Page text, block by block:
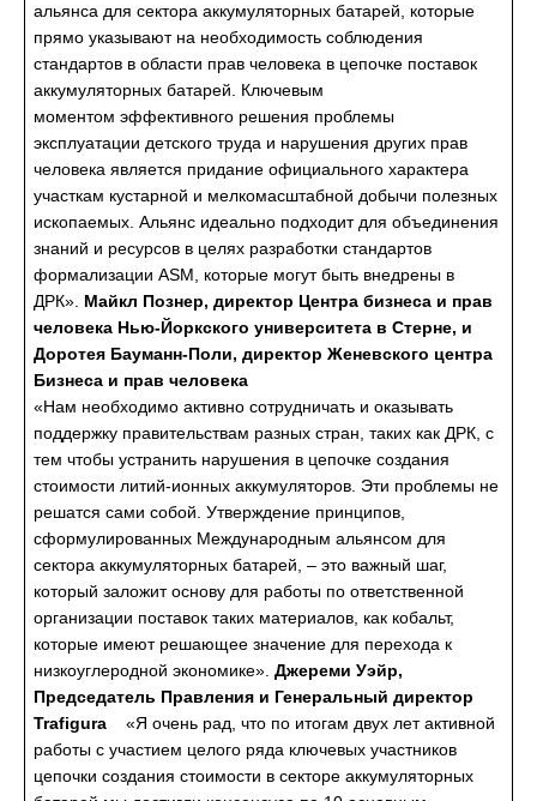
альянса для сектора аккумуляторных батарей, которые
прямо указывают на необходимость соблюдения
стандартов в области прав человека в цепочке поставок
аккумуляторных батарей. Ключевым
моментом эффективного решения проблемы
эксплуатации детского труда и нарушения других прав
человека является придание официального характера
участкам кустарной и мелкомасштабной добычи полезных
ископаемых. Альянс идеально подходит для объединения
знаний и ресурсов в целях разработки стандартов
формализации ASM, которые могут быть внедрены в
ДРК». Майкл Познер, директор Центра бизнеса и прав
человека Нью-Йоркского университета в Стерне, и
Доротея Бауманн-Поли, директор Женевского центра
Бизнеса и прав человека
«Нам необходимо активно сотрудничать и оказывать
поддержку правительствам разных стран, таких как ДРК, с
тем чтобы устранить нарушения в цепочке создания
стоимости литий-ионных аккумуляторов. Эти проблемы не
решатся сами собой. Утверждение принципов,
сформулированных Международным альянсом для
сектора аккумуляторных батарей, – это важный шаг,
который заложит основу для работы по ответственной
организации поставок таких материалов, как кобальт,
которые имеют решающее значение для перехода к
низкоуглеродной экономике». Джереми Уэйр,
Председатель Правления и Генеральный директор
Trafigura «Я очень рад, что по итогам двух лет активной
работы с участием целого ряда ключевых участников
цепочки создания стоимости в секторе аккумуляторных